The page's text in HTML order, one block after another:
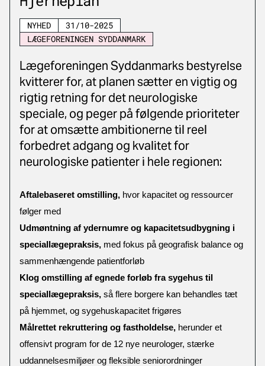
NYHED
31/10-2025
LÆGEFORENINGEN SYDDANMARK
Lægeforeningen Syddanmarks bestyrelse
kvitterer for, at planen sætter en vigtig og
rigtig retning for det neurologiske
speciale, og peger på følgende prioriteter
for at omsætte ambitionerne til reel
forbedret adgang og kvalitet for
neurologiske patienter i hele regionen:
Aftalebaseret omstilling, hvor kapacitet og ressourcer
følger med
Udmøntning af ydernumre og kapacitetsudbygning i
speciallægepraksis, med fokus på geografisk balance og
sammenhængende patientforløb
Klog omstilling af egnede forløb fra sygehus til
speciallægepraksis, så flere borgere kan behandles tæt
på hjemmet, og sygehuskapacitet frigøres
Målrettet rekruttering og fastholdelse, herunder et
offensivt program for de 12 nye neurologer, stærke
uddannelsesmiljøer og fleksible seniorordninger